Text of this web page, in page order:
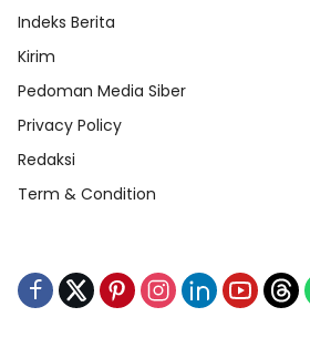
Indeks Berita
Kirim
Pedoman Media Siber
Privacy Policy
Redaksi
Term & Condition